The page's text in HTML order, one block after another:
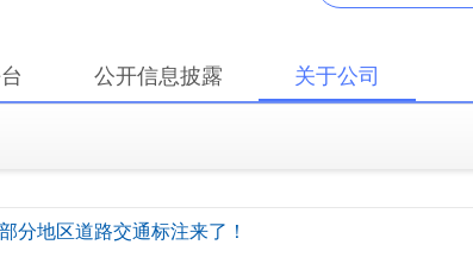
公开信息披露 关于公司
分地区道路交通标注来了！